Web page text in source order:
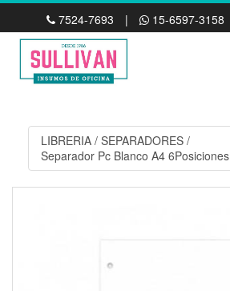
7524-7693 | 15-6597-3158
LIBRERIA / SEPARADORES /
Separador Pc Blanco A4 6Posiciones